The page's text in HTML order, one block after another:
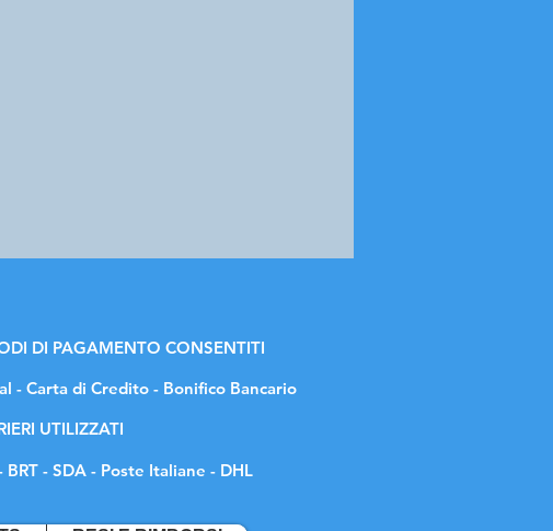
DI PAGAMENTO CONSENTITI
- Carta di Credito - Bonifico Bancario
UTILIZZATI
BRT - SDA - Poste Italiane - DHL